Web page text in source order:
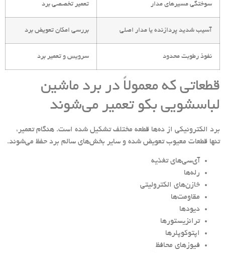
سوختگی مسیرهای مدار تعمیر تخصصی برد
آسیب شدید پردازنده یا مدار اصلی بررسی امکان تعویض برد
نفوذ رطوبت محدود سرویس و تعمیر برد
قطعاتی که معمولاً در برد ماشین
لباسشویی بکو تعمیر می‌شوند
برد الکترونیکی از ده‌ها قطعه مختلف تشکیل شده است. هنگام تعمیر،
تنها قطعات معیوب تعویض شده و سایر بخش‌های سالم برد حفظ می‌شوند.
آی‌سی‌های تغذیه
رله‌ها
خازن‌های الکترولیتی
مقاومت‌ها
دیودها
ترانزیستورها
اپتوکوپلرها
فیوزهای محافظ